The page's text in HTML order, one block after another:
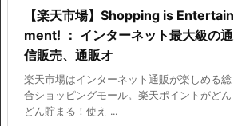
【楽天市場】Shopping is Entertain
ment! ： インターネット最大級の通
信販売、通販オ
楽天市場はインターネット通販が楽しめる総
合ショッピングモール。楽天ポイントがどん
どん貯まる！使え ...